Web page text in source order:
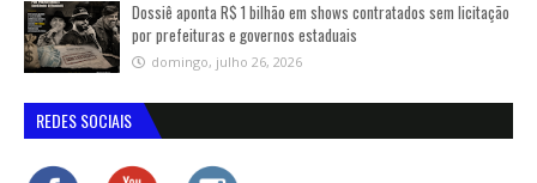
Dossiê aponta R$ 1 bilhão em shows contratados sem licitação
por prefeituras e governos estaduais
domingo, julho 26, 2026
REDES SOCIAIS